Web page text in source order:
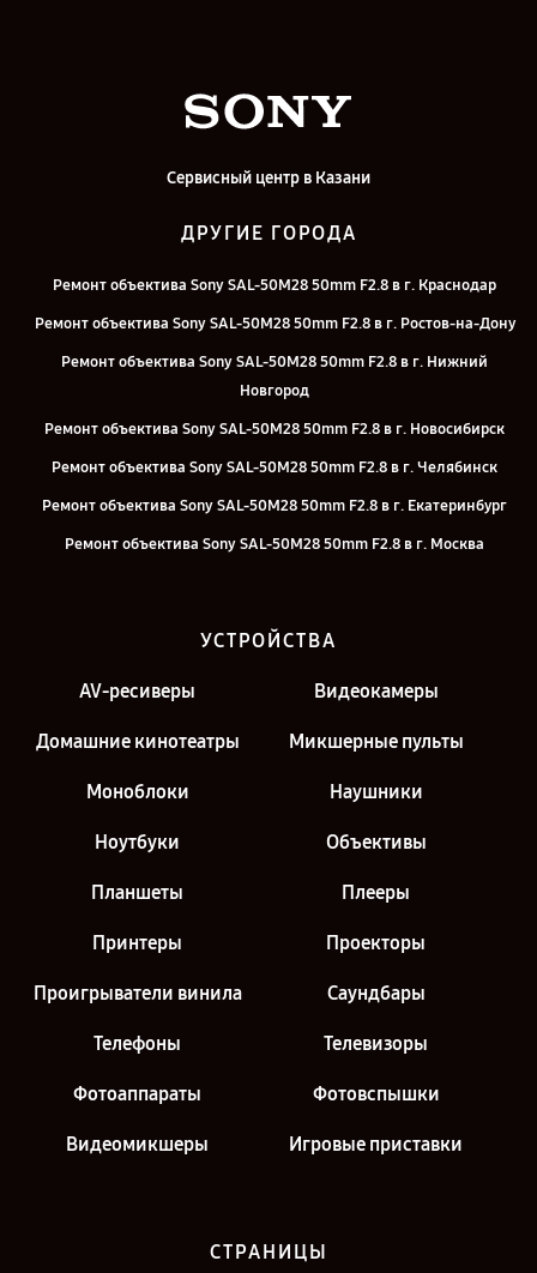
Сервисный центр в Казани
ДРУГИЕ ГОРОДА
Ремонт объектива Sony SAL-50M28 50mm F2.8 в г. Краснодар
Ремонт объектива Sony SAL-50M28 50mm F2.8 в г. Ростов-на-Дону
Ремонт объектива Sony SAL-50M28 50mm F2.8 в г. Нижний
Новгород
Ремонт объектива Sony SAL-50M28 50mm F2.8 в г. Новосибирск
Ремонт объектива Sony SAL-50M28 50mm F2.8 в г. Челябинск
Ремонт объектива Sony SAL-50M28 50mm F2.8 в г. Екатеринбург
Ремонт объектива Sony SAL-50M28 50mm F2.8 в г. Москва
УСТРОЙСТВА
AV-ресиверы Видеокамеры
Домашние кинотеатры Микшерные пульты
Моноблоки Наушники
Ноутбуки Объективы
Планшеты Плееры
Принтеры Проекторы
Проигрыватели винила Саундбары
Телефоны Телевизоры
Фотоаппараты Фотовспышки
Видеомикшеры Игровые приставки
СТРАНИЦЫ